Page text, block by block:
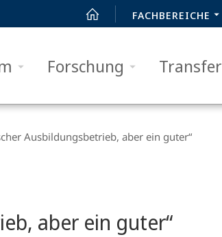
FACHBEREICHE
Forschung Transfer
Ausbildungsbetrieb, aber ein guter“
aber ein guter“